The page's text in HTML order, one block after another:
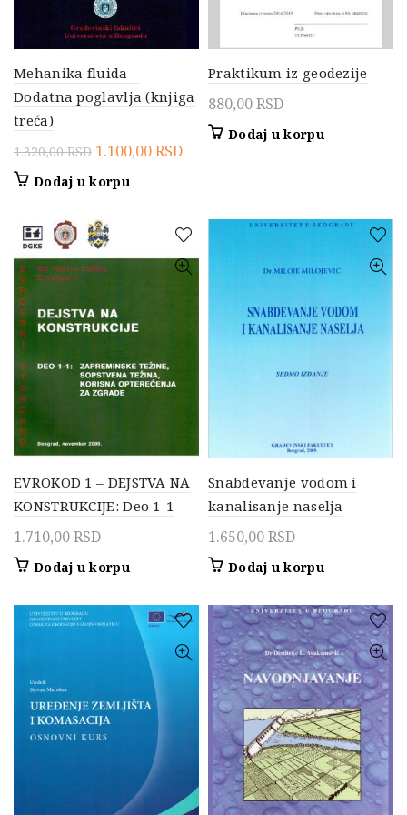
Mehanika fluida –
Dodatna poglavlja (knjiga
treća)
1.320,00RSD Originalna
bila:
1.320,00 RSD.
1.100,00RSDTrenutna
1.100,00 RSD.
Dodaj u korpu
Praktikum iz geodezije
880,00RSD
Dodaj u korpu
EVROKOD 1 – DEJSTVA NA
KONSTRUKCIJE: Deo 1-1
1.710,00RSD
Dodaj u korpu
Snabdevanje vodom i
kanalisanje naselja
1.650,00RSD
Dodaj u korpu